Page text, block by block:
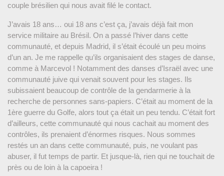
couple brésilien qui nous avait filé le contact.
J’avais 18 ans… oui 18 ans c’est ça, j’avais déjà fait mon
service militaire au Brésil. On a passé l’hiver dans cette
communauté, et depuis Madrid, il s’était écoulé un peu moins
d’un an. Je me rappelle qu’ils organisaient des stages de danse,
comme à Marcevol ! Notamment des danses d’Israël avec une
communauté juive qui venait souvent pour les stages. Ils
subissaient beaucoup de contrôle de la gendarmerie à la
recherche de personnes sans-papiers. C’était au moment de la
1ère guerre du Golfe, alors tout ça était un peu tendu. C’était fort
d’ailleurs, cette communauté qui nous cachait au moment des
contrôles, ils prenaient d’énormes risques. Nous sommes
restés un an dans cette communauté, puis, ne voulant pas
abuser, il fut temps de partir. Et jusque-là, rien qui ne touchait de
près ou de loin à la capoeira !